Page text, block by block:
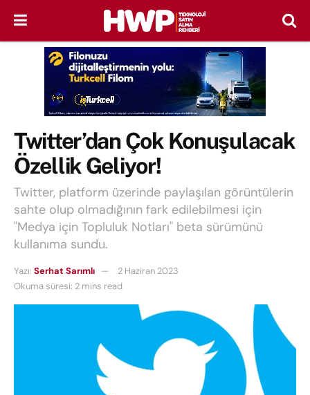
Twitter’dan Çok Konuşulacak
Özellik Geliyor!
Twitter, platform üzerinde paylaşılan görüntülerin
sahte olup olmadığının fark edilebilmesi için
"Medya için Topluluk Notları" beta sürümünü
kullanıma sundu.
Yazı: Serhat Sarımlı
2 Haziran 2023
Okuma süresi: 2 mins read